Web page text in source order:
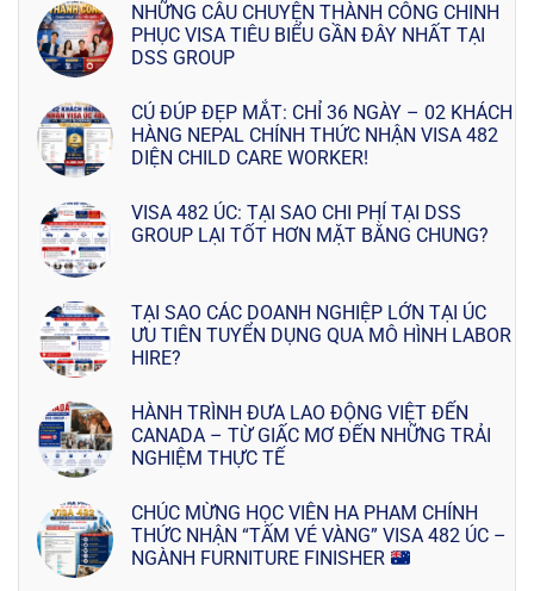
NHỮNG CÂU CHUYỆN THÀNH CÔNG CHINH
PHỤC VISA TIÊU BIỂU GẦN ĐÂY NHẤT TẠI
DSS GROUP
CÚ ĐÚP ĐẸP MẮT: CHỈ 36 NGÀY – 02 KHÁCH
HÀNG NEPAL CHÍNH THỨC NHẬN VISA 482
DIỆN CHILD CARE WORKER!
VISA 482 ÚC: TẠI SAO CHI PHÍ TẠI DSS
GROUP LẠI TỐT HƠN MẶT BẰNG CHUNG?
TẠI SAO CÁC DOANH NGHIỆP LỚN TẠI ÚC
ƯU TIÊN TUYỂN DỤNG QUA MÔ HÌNH LABOR
HIRE?
HÀNH TRÌNH ĐƯA LAO ĐỘNG VIỆT ĐẾN
CANADA – TỪ GIẤC MƠ ĐẾN NHỮNG TRẢI
NGHIỆM THỰC TẾ
CHÚC MỪNG HỌC VIÊN HA PHAM CHÍNH
THỨC NHẬN “TẤM VÉ VÀNG” VISA 482 ÚC –
NGÀNH FURNITURE FINISHER